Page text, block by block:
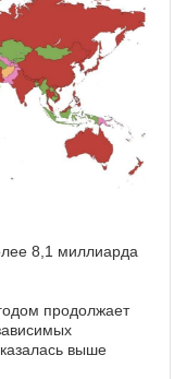
8,1 миллиарда
продолжает
выше